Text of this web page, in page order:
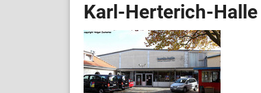
Karl-Herterich-